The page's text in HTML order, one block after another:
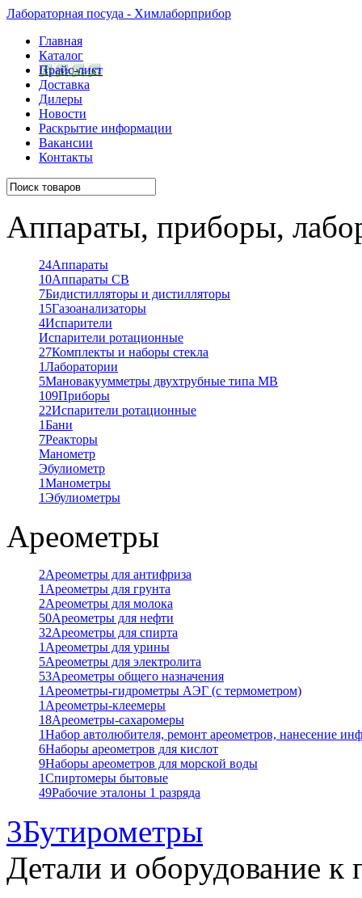
Лабораторная посуда - Химлаборприбор
Главная
Каталог
Прайс-лист
Доставка
Дилеры
Новости
Раскрытие информации
Вакансии
Контакты
Аппараты, приборы,
24Аппараты
10Аппараты СВ
7Бидистилляторы и дистилляторы
15Газоанализаторы
4Испарители
Испарители ротационные
27Комплекты и наборы стекла
1Лаборатории
5Мановакуумметры двухтрубные типа МВ
109Приборы
22Испарители ротационные
1Бани
7Реакторы
Манометр
Эбулиометр
1Манометры
1Эбулиометры
Ареометры
2Ареометры для антифриза
1 Ареометры для грунта
2Ареометры для молока
50Ареометры для нефти
32Ареометры для спирта
1 Ареометры для урины
5Ареометры для электролита
53Ареометры общего назначения
1 Ареометры-гидрометры АЭГ (с термометром)
1 Ареометры-клеемеры
18Ареометры-сахаромеры
1Набор автолюбителя, ремонт ареометров, нанесение
6Наборы ареометров для кислот
9Наборы ареометров для морской воды
1Спиртомеры бытовые
49Рабочие эталоны 1 разряда
3Бутирометры
Детали и оборудование к